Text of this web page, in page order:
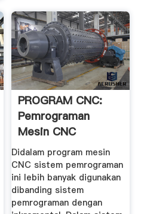
PROGRAM CNC:
Pemrograman
Mesin CNC
Didalam program mesin
CNC sistem pemrograman
ini lebih banyak digunakan
dibanding sistem
pemrograman dengan